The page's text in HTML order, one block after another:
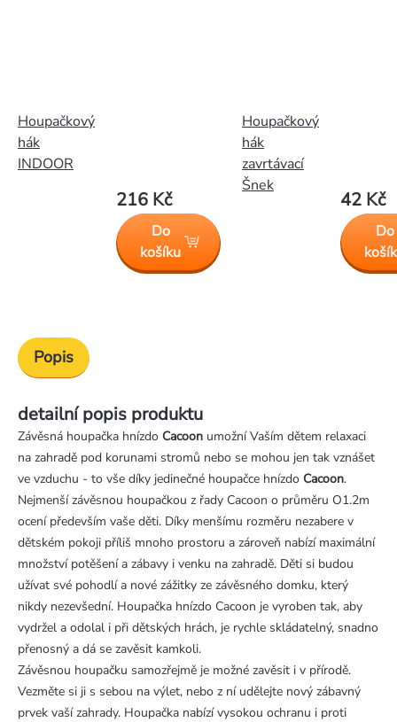
Houpačkový
hák
INDOOR
216 Kč
Do
košíku
Houpačkový
hák
zavrtávací
Šnek
42 Kč
Do
Popis
detailní popis produktu
Závěsná houpačka hnízdo Cacoon umožní Vaším dětem relaxaci
na zahradě pod korunami stromů nebo se mohou jen tak vznášet
ve vzduchu - to vše díky jedinečné houpačce hnízdo Cacoon.
Nejmenší závěsnou houpačkou z řady Cacoon o průměru O1.2m
ocení především vaše děti. Díky menšímu rozměru nezabere v
dětském pokoji příliš mnoho prostoru a zároveň nabízí maximální
množství potěšení a zábavy i venku na zahradě. Děti si budou
užívat své pohodlí a nové zážitky ze závěsného domku, který
nikdy nezevšední. Houpačka hnízdo Cacoon je vyroben tak, aby
vydržel a odolal i při dětských hrách, je rychle skládatelný, snadno
přenosný a dá se zavěsit kamkoli.
Závěsnou houpačku samozřejmě je možné zavěsit i v přírodě.
Vezměte si ji s sebou na výlet, nebo z ní udělejte nový zábavný
prvek vaší zahrady. Houpačka nabízí vysokou ochranu i proti